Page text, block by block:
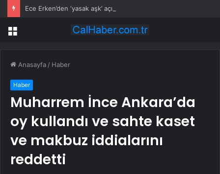
Menü
Anasayfa / Haber
Haber
Muharrem İnce Ankara’da
oy kullandı ve sahte kaset
ve makbuz iddialarını
reddetti